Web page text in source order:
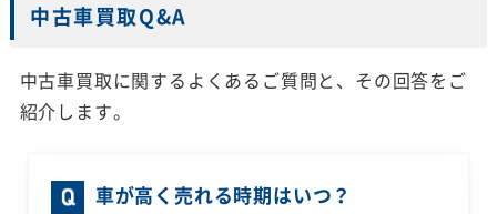
中古車買取Q&A
中古車買取に関するよくあるご質問と、その回答をご
紹介します。
車が高く売れる時期はいつ？